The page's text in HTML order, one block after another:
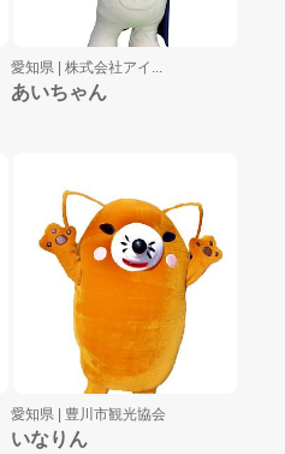
愛知県 | 株式会社アイ...
あいちゃん
愛知県 | 豊川市観光協会
いなりん